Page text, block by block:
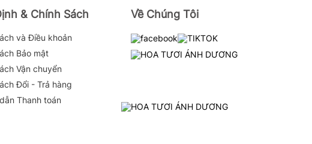
& Chính Sách
và Điều khoản
Bảo mật
Vận chuyển
Đổi - Trả hàng
Thanh toán
Về Chúng Tôi